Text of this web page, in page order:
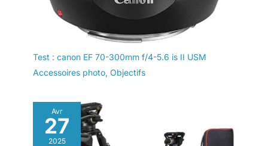
Test : canon EF 70-300mm f/4-5.6 is II USM
Accessoires photo, Objectifs
Avr
27
2025